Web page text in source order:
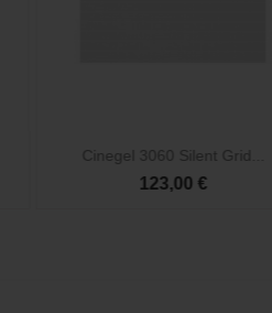
Cinegel 3060 Silent Grid...
123,00 €
 Vista rápida